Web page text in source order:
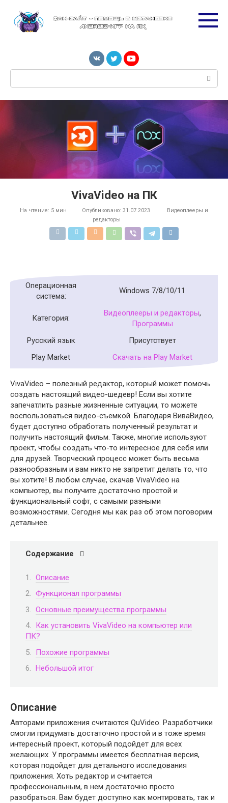
контенту
VivaVideo на ПК
На чтение: 5 мин Опубликовано: 31.07.2023
Видеоплееры и
редакторы
Операционная
система:
Windows 7/8/10/11
Категория:
Видеоплееры и редакторы,
Программы
Русский язык
Присутствует
Play Market
Скачать на Play Market
VivaVideo – полезный редактор, который может помочь
создать настоящий видео-шедевр! Если вы хотите
запечатлить разные жизненные ситуации, то можете
воспользоваться видео-съемкой. Благодаря ВиваВидео,
будет доступно обработать полученный результат и
получить настоящий фильм. Также, многие используют
проект, чтобы создать что-то интересное для себя или
для друзей. Творческий процесс может быть весьма
разнообразным и вам никто не запретит делать то, что
вы хотите! В любом случае, скачав VivaVideo на
компьютер, вы получите достаточно простой и
функциональный софт, с самыми разными
возможностями. Сегодня мы как раз об этом поговорим
детальнее.
Содержание
Описание
Функционал программы
Основные преимущества программы
Как установить VivaVideo на компьютер или
ПК?
Похожие программы
Небольшой итог
Описание
Авторами приложения считаются QuVideo. Разработчики
смогли придумать достаточно простой и в тоже время
интересный проект, который подойдет для всех
желающих. У программы имеется бесплатная версия,
которая подойдет для детального исследования
приложения. Хоть редактор и считается
профессиональным, в нем достаточно просто
разобраться. Вам будет доступно как монтировать, так и